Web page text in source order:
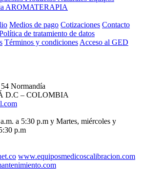
AROMATERAPIA
Medios de pago Cotizaciones Contacto
de tratamiento de datos
Términos y condiciones Acceso al GED
Normandía
D.C – COLOMBIA
a 5:30 p.m y Martes, miércoles y
p.m
www.equiposmedicoscalibracion.com